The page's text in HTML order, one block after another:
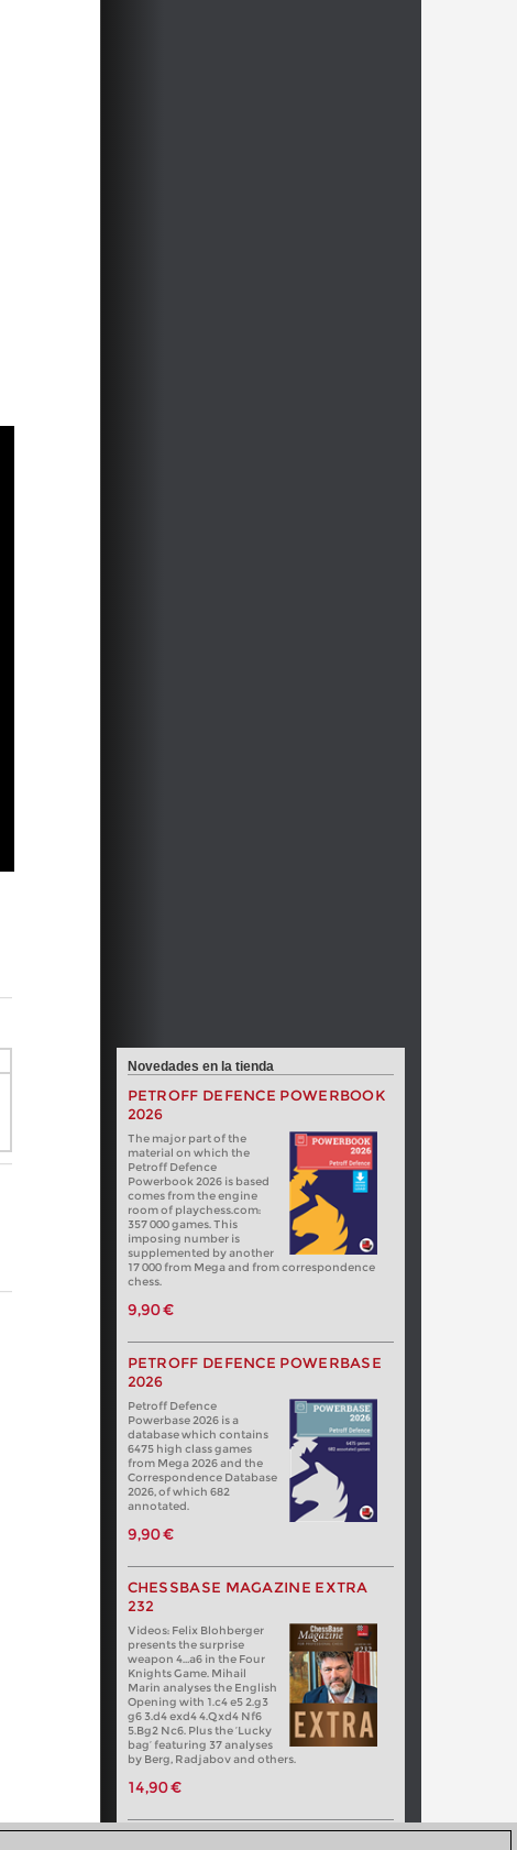
Novedades en la tienda
PETROFF DEFENCE POWERBOOK
2026
The major part of the
material on which the
Petroff Defence
Powerbook 2026 is based
comes from the engine
room of playchess.com:
357 000 games. This
imposing number is
supplemented by another
17 000 from Mega and from correspondence
chess.
9,90 €
PETROFF DEFENCE POWERBASE
2026
Petroff Defence
Powerbase 2026 is a
database which contains
6475 high class games
from Mega 2026 and the
Correspondence Database
2026, of which 682
annotated.
9,90 €
CHESSBASE MAGAZINE EXTRA
232
Videos: Felix Blohberger
presents the surprise
weapon 4…a6 in the Four
Knights Game. Mihail
Marin analyses the English
Opening with 1.c4 e5 2.g3
g6 3.d4 exd4 4.Qxd4 Nf6
5.Bg2 Nc6. Plus the ‘Lucky
bag’ featuring 37 analyses
by Berg, Radjabov and others.
14,90 €